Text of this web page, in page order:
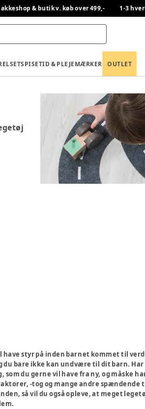
& butik v. køb over 499,- 1-3
SPISETID & PLEJEMÆRKER OUTLET
have styr på inden barnet kommet til
du bare ikke kan undvære til dit barn.
du gerne vil have fra ny, og måske
-tog og mange andre
så vil du også opleve, at meget